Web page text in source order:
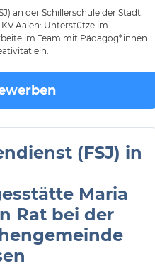
an der Schillerschule der Stadt
Aalen: Unterstütze im
im Team mit Pädagog*innen
ein.
(FSJ) in
Maria
Rat bei der